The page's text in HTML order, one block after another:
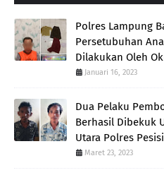
Polres Lampung
Persetubuhan
Dilakukan Oleh
Januari 16, 2023
Dua Pelaku
Berhasil Dibekuk
Utara Polres
Maret 23, 2023